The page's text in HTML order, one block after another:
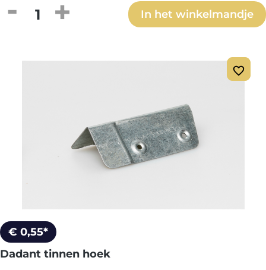
Producthoeveelheid: Voer deIn het winkelmandje
€ 0,55*
Dadant tinnen hoek